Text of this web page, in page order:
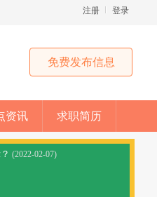
登录
注册
免费发布信息
资讯 求职简历
(2022-02-07)